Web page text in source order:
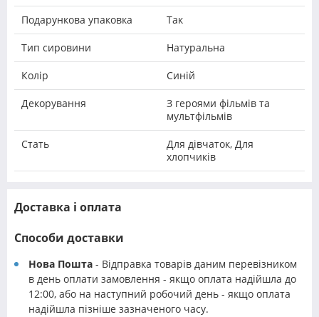
Подарункова упаковка Так
Тип сировини Натуральна
Колір Синій
Декорування
З героями фільмів та
мультфільмів
Стать
Для дівчаток, Для
хлопчиків
Доставка і оплата
Способи доставки
Нова Пошта - Відправка товарів даним перевізником
в день оплати замовлення - якщо оплата надійшла до
12:00, або на наступний робочий день - якщо оплата
надійшла пізніше зазначеного часу.